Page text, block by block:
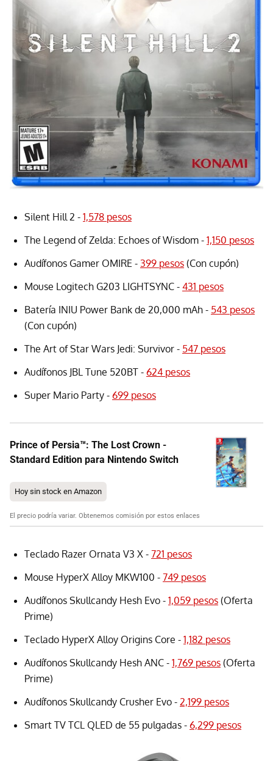
Silent Hill 2 - 1,578 pesos
The Legend of Zelda: Echoes of Wisdom - 1,150 pesos
Audífonos Gamer OMIRE - 399 pesos (Con cupón)
Mouse Logitech G203 LIGHTSYNC - 431 pesos
Batería INIU Power Bank de 20,000 mAh - 543 pesos
(Con cupón)
The Art of Star Wars Jedi: Survivor - 547 pesos
Audífonos JBL Tune 520BT - 624 pesos
Super Mario Party - 699 pesos
Prince of Persia™: The Lost Crown -
Standard Edition para Nintendo Switch
Hoy sin stock en Amazon
El precio podría variar. Obtenemos comisión por estos enlaces
Teclado Razer Ornata V3 X - 721 pesos
Mouse HyperX Alloy MKW100 - 749 pesos
Audífonos Skullcandy Hesh Evo - 1,059 pesos (Oferta
Prime)
Teclado HyperX Alloy Origins Core - 1,182 pesos
Audífonos Skullcandy Hesh ANC - 1,769 pesos (Oferta
Prime)
Audífonos Skullcandy Crusher Evo - 2,199 pesos
Smart TV TCL QLED de 55 pulgadas - 6,299 pesos